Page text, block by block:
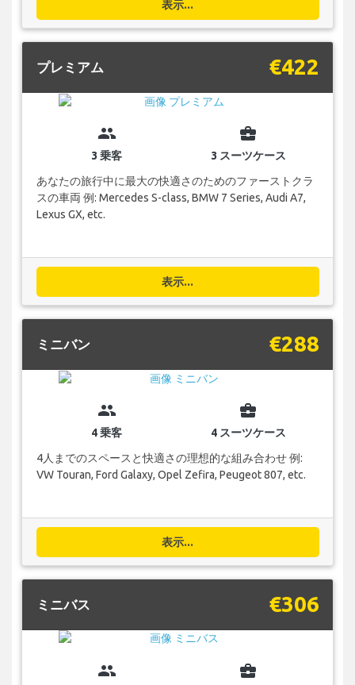
表示...
プレミアム €422
group
3 乗客
business_center
3 スーツケース
あなたの旅行中に最大の快適さのためのファーストクラ
スの車両 例: Mercedes S-class, BMW 7 Series, Audi A7,
Lexus GX, etc.
表示...
ミニバン €288
group
4 乗客
business_center
4 スーツケース
4人までのスペースと快適さの理想的な組み合わせ 例:
VW Touran, Ford Galaxy, Opel Zefira, Peugeot 807, etc.
表示...
ミニバス €306
group business_center